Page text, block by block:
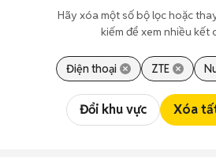
Hãy xóa một số bộ lọc hoặc
kiếm để xem nhiều kết
Điện thoại ZTE
Đổi khu vực Xóa